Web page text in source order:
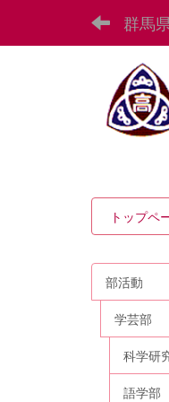
群馬
トップペ
部活動
学芸部
科学研
語学部